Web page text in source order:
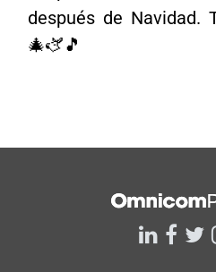
después de Navidad.
🎄🫏🎵